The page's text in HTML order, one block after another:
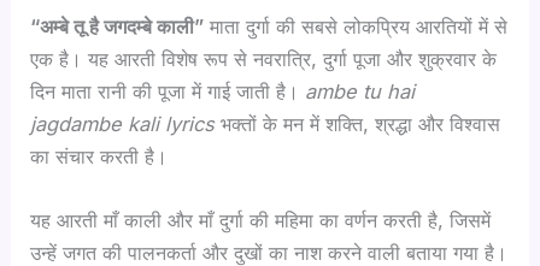
“अम्बे तू है जगदम्बे काली” माता दुर्गा की सबसे लोकप्रिय आरतियों में से
एक है। यह आरती विशेष रूप से नवरात्रि, दुर्गा पूजा और शुक्रवार के
दिन माता रानी की पूजा में गाई जाती है। ambe tu hai
jagdambe kali lyricsभक्तों के मन में शक्ति, श्रद्धा और विश्वास
का संचार करती है।
यह आरती माँ काली और माँ दुर्गा की महिमा का वर्णन करती है, जिसमें
उन्हें जगत की पालनकर्ता और दुखों का नाश करने वाली बताया गया है।